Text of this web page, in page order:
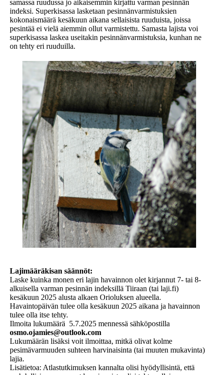
samassa ruudussa jo aikaisemmin kirjattu varman pesinnän
indeksi. Superkisassa lasketaan pesinnänvarmistuksien
kokonaismäärä kesäkuun aikana sellaisista ruuduista, joissa
pesintää ei vielä aiemmin ollut varmistettu. Samasta lajista voi
superkisassa laskea useitakin pesinnänvarmistuksia, kunhan ne
on tehty eri ruuduilla.
Lajimääräkisan säännöt:
Laske kuinka monen eri lajin havainnon olet kirjannut 7- tai 8-
alkuisella varman pesinnän indeksillä Tiiraan (tai laji.fi)
kesäkuun 2025 alusta alkaen Orioluksen alueella.
Havaintopäivän tulee olla kesäkuun 2025 aikana ja havainnon
tulee olla itse tehty.
Ilmoita lukumäärä 5.7.2025 mennessä sähköpostilla
osmo.ojamies@outlook.com
Lukumäärän lisäksi voit ilmoittaa, mitkä olivat kolme
pesimävarmuuden suhteen harvinaisinta (tai muuten mukavinta)
lajia.
Lisätietoa: Atlastutkimuksen kannalta olisi hyödyllisintä, että